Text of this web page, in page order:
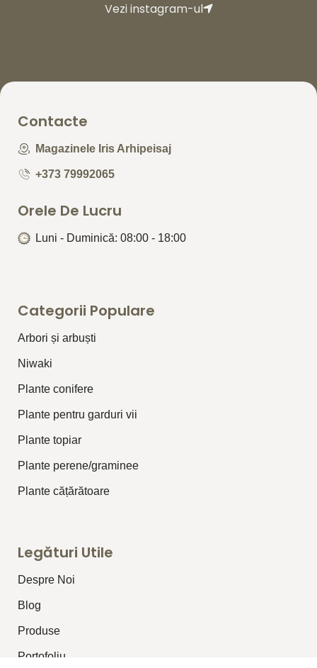
Vezi instagram-ul
Contacte
Magazinele Iris Arhipeisaj
+373 79992065
Orele De Lucru
Luni - Duminică: 08:00 - 18:00
Categorii Populare
Arbori și arbuști
⁠Niwaki
Plante conifere
Plante pentru garduri vii
Plante topiar
Plante perene/graminee
Plante cățărătoare
Legături Utile
Despre Noi
Blog
Produse
Portofoliu